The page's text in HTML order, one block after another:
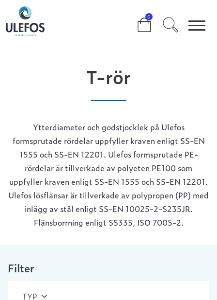
0
>>>
T-rör
Ytterdiameter och godstjocklek på Ulefos
formsprutade rördelar uppfyller kraven enligt SS-EN
1555 och SS-EN 12201. Ulefos formsprutade PE-
rördelar är tillverkade av polyeten PE100 som
uppfyller kraven enligt SS-EN 1555 och SS-EN 12201.
Ulefos lösflänsar är tillverkade av polypropen (PP) med
inlägg av stål enligt SS-EN 10025-2-S235JR.
Flänsborrning enligt SS335, ISO 7005-2.
Filter
TYP